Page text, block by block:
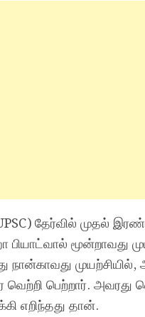
தேர்வில் முதல்
மூன்றாவது
நான்காவது
வெற்றி பெற்றார்.
எறிந்தது தான்.